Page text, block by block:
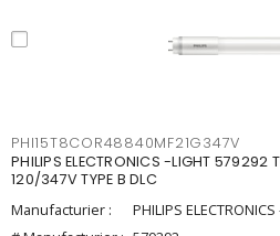
PHI15T8COR48840MF21G347V
PHILIPS ELECTRONICS -LIGHT 579292
120/347V TYPE B DLC
Manufacturier :
PHILIPS